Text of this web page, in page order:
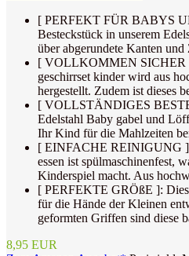
[ PERFEKT FÜR BABYS
Besteckstück in unserem
über abgerundete Kanten
[ VOLLKOMMEN SICHER
geschirrset kinder wird aus
hergestellt. Zudem ist dieses
[ VOLLSTÄNDIGES
Edelstahl Baby gabel und
Ihr Kind für die Mahlzeiten
[ EINFACHE REINIGUNG
essen ist spülmaschinenfest,
Kinderspiel macht. Aus
[ PERFEKTE GRÖßE ]:
für die Hände der Kleinen
geformten Griffen sind diese
8,95 EUR